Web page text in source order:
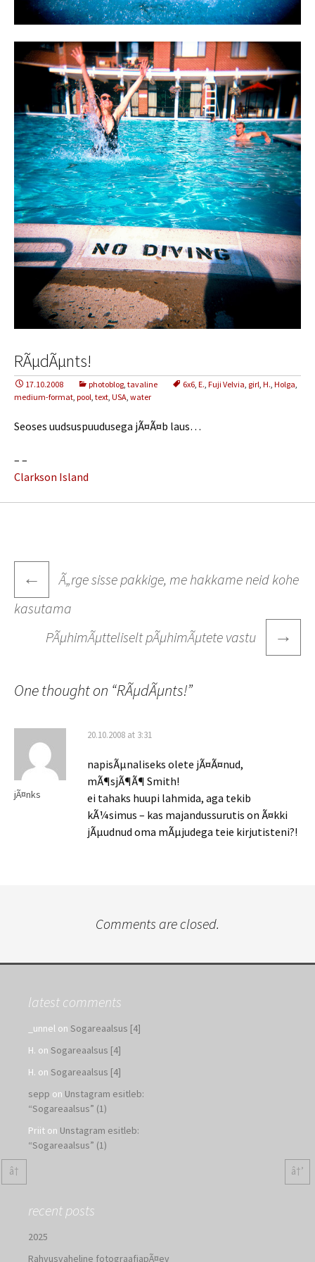
RÃµdÃµnts!
17.10.2008 photoblog, tavaline 6x6, E., Fuji Velvia, girl, H., Holga,
medium-format, pool, text, USA, water
Seoses uudsuspuudusega jÃ¤Ã¤b laus…
– –
Clarkson Island
Post
navigation
←
Ã„rge sisse pakkige, me hakkame neid kohe
kasutama
PÃµhimÃµtteliselt pÃµhimÃµtete vastu
→
One thought on “RÃµdÃµnts!”
jÃ¤nks
20.10.2008 at 3:31
napisÃµnaliseks olete jÃ¤Ã¤nud,
mÃ¶sjÃ¶Ã¶ Smith!
ei tahaks huupi lahmida, aga tekib
kÃ¼simus – kas majandussurutis on Ã¤kki
jÃµudnud oma mÃµjudega teie kirjutisteni?!
Comments are closed.
latest comments
_unnel on Sogareaalsus [4]
H. on Sogareaalsus [4]
H. on Sogareaalsus [4]
sepp on Unstagram esitleb:
“Sogareaalsus” (1)
Priit on Unstagram esitleb:
“Sogareaalsus” (1)
recent posts
2025
Rahvusvaheline fotograafiapÃ¤ev
â† â†’